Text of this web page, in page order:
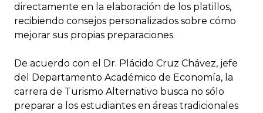
directamente en la elaboración de los platillos,
recibiendo consejos personalizados sobre cómo
mejorar sus propias preparaciones.
De acuerdo con el Dr. Plácido Cruz Chávez, jefe
del Departamento Académico de Economía, la
carrera de Turismo Alternativo busca no sólo
preparar a los estudiantes en áreas tradicionales